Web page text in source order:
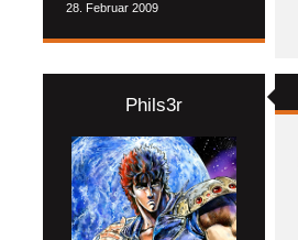
28. Februar 2009
Phils3r